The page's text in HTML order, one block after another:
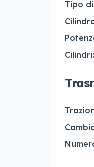
Tipo
Cilindri: